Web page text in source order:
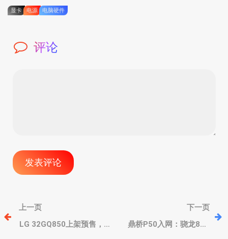
显卡 电源 电脑硬件
评论
文
章
上一页
LG 32GQ850上架预售，
下一页
鼎桥P50入网：骁龙888